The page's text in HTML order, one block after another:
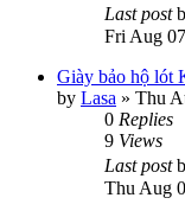
Last post
Fri Aug
Giày bảo hộ lót
by Lasa » Thu
0 Replies
9 Views
Last post
Thu Aug